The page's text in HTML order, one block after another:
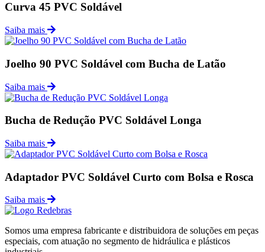
Curva 45 PVC Soldável
Saiba mais
Joelho 90 PVC Soldável com Bucha de Latão
Saiba mais
Bucha de Redução PVC Soldável Longa
Saiba mais
Adaptador PVC Soldável Curto com Bolsa e Rosca
Saiba mais
Somos uma empresa fabricante e distribuidora de soluções em peças
especiais, com atuação no segmento de hidráulica e plásticos